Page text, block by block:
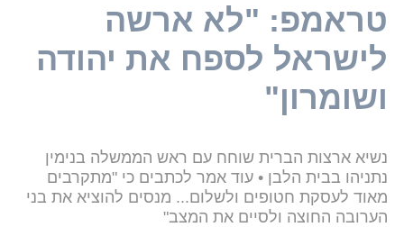
טראמפ: "לא ארשה
לישראל לספח את יהודה
ושומרון"
נשיא ארצות הברית שוחח עם ראש הממשלה בנימין
נתניהו בבית הלבן • עוד אמר לכתבים כי "מתקרבים
מאוד לעסקת חטופים ולשלום... מנסים להוציא את בני
הערובה החוצה ולסיים את המצב"